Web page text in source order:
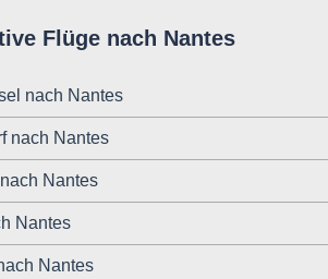
Flüge nach Nantes
nach Nantes
nach Nantes
Nantes
Nantes
Nantes